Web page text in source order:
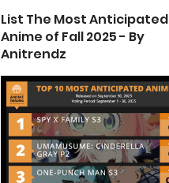
List The Most Anticipated
Anime of Fall 2025 - By
Anitrendz